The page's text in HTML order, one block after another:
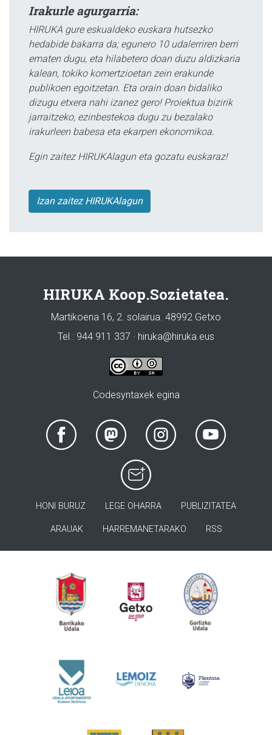
Irakurle agurgarria:
HIRUKA gure eskualdeko euskara hutsezko
hedabide bakarra da; egunero 10 udalerriren berri
ematen dugu, eta hilabetero doan duzu aldizkaria
kalean, tokiko komertzioetan zein erakunde
publikoen egoitzetan. Eta orain doan bidaliko
dizugu etxera nahi izanez gero! Proiektua bizirik
jarraitzeko, ezinbestekoa dugu zu bezalako
irakurleen babesa eta ekarpen ekonomikoa.
Egin zaitez HIRUKAlagun eta gozatu euskaraz!
Izan zaitez HIRUKAlagun
HIRUKA Koop.Sozietatea.
Martikoena 16, 2. solairua. 48992 Getxo
Tel.: 944 911 337 · hiruka@hiruka.eus
Codesyntaxek egina
HONI BURUZ LEGE OHARRA PUBLIZITATEA
ARAUAK HARREMANETARAKO RSS